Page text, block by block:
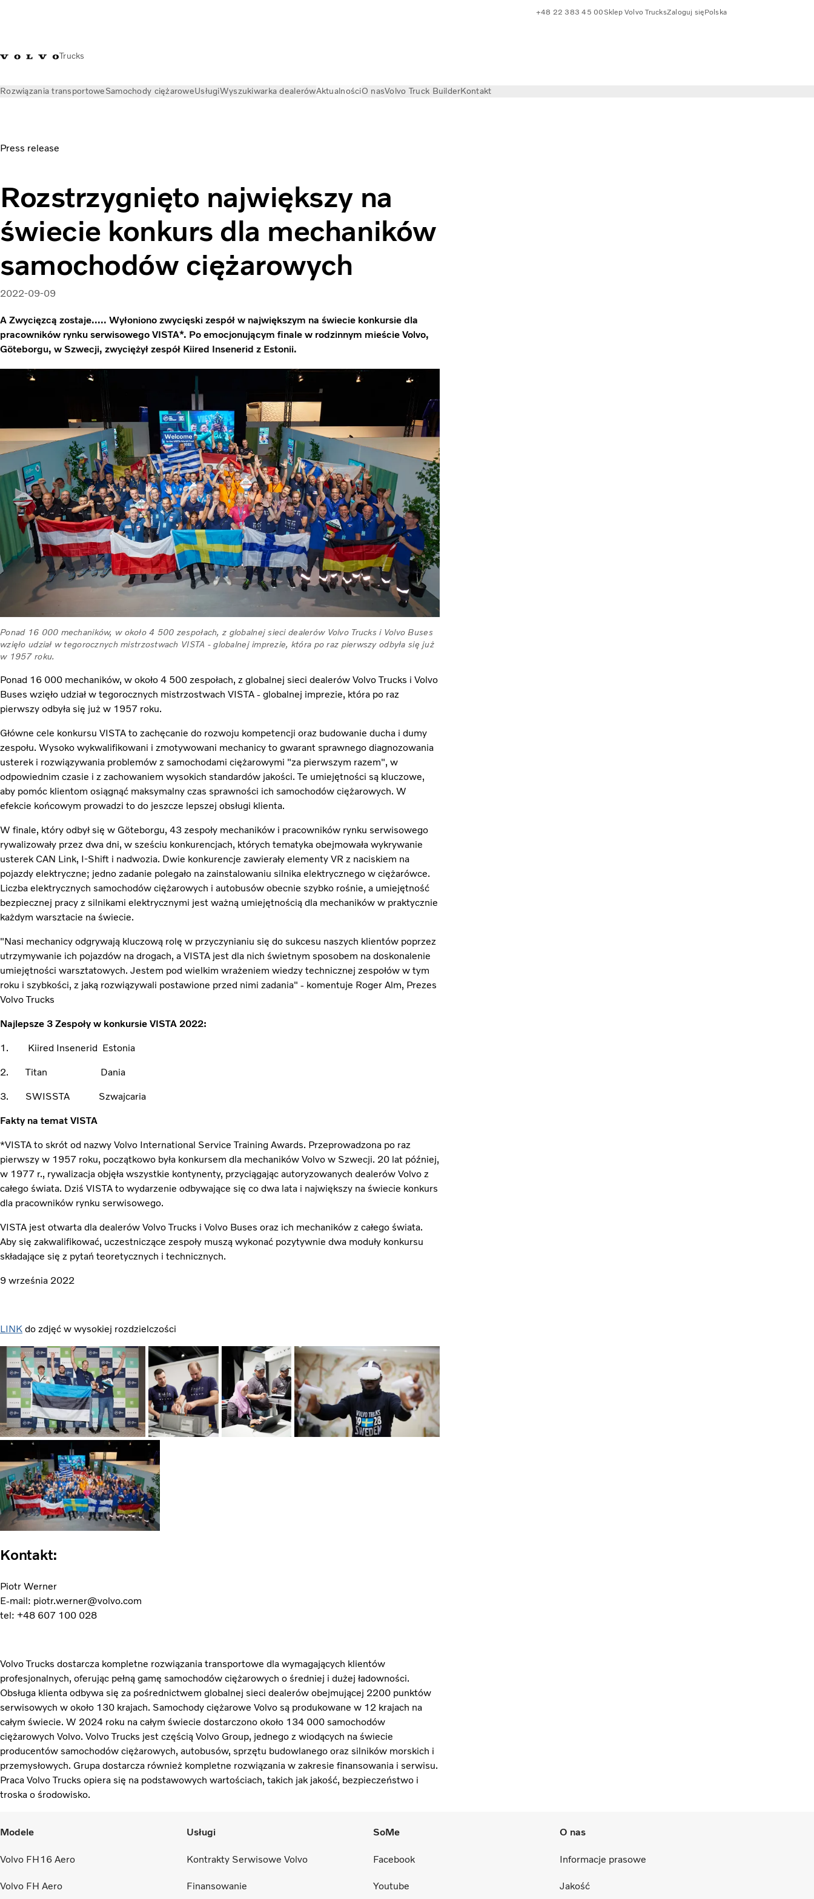
Trucks
+48 22 383 45 00 Sklep Volvo TrucksZaloguj sięPolska
Rozwiązania transportoweSamochody ciężaroweUsługiWyszukiwarka dealerówAktualnościO nasVolvo Truck BuilderKontakt
Press release
Rozstrzygnięto największy na
świecie konkurs dla mechaników
samochodów ciężarowych
2022-09-09
A Zwycięzcą zostaje..... Wyłoniono zwycięski zespół w największym na świecie konkursie dla
pracowników rynku serwisowego VISTA*. Po emocjonującym finale w rodzinnym mieście Volvo,
Göteborgu, w Szwecji, zwyciężył zespół Kiired Insenerid z Estonii.
Ponad 16 000 mechaników, w około 4 500 zespołach, z globalnej sieci dealerów Volvo Trucks i Volvo Buses
wzięło udział w tegorocznych mistrzostwach VISTA - globalnej imprezie, która po raz pierwszy odbyła się już
w 1957 roku.
Ponad 16 000 mechaników, w około 4 500 zespołach, z globalnej sieci dealerów Volvo Trucks i Volvo
Buses wzięło udział w tegorocznych mistrzostwach VISTA - globalnej imprezie, która po raz
pierwszy odbyła się już w 1957 roku.
Główne cele konkursu VISTA to zachęcanie do rozwoju kompetencji oraz budowanie ducha i dumy
zespołu. Wysoko wykwalifikowani i zmotywowani mechanicy to gwarant sprawnego diagnozowania
usterek i rozwiązywania problemów z samochodami ciężarowymi "za pierwszym razem", w
odpowiednim czasie i z zachowaniem wysokich standardów jakości. Te umiejętności są kluczowe,
aby pomóc klientom osiągnąć maksymalny czas sprawności ich samochodów ciężarowych. W
efekcie końcowym prowadzi to do jeszcze lepszej obsługi klienta.
W finale, który odbył się w Göteborgu, 43 zespoły mechaników i pracowników rynku serwisowego
rywalizowały przez dwa dni, w sześciu konkurencjach, których tematyka obejmowała wykrywanie
usterek CAN Link, I-Shift i nadwozia. Dwie konkurencje zawierały elementy VR z naciskiem na
pojazdy elektryczne; jedno zadanie polegało na zainstalowaniu silnika elektrycznego w ciężarówce.
Liczba elektrycznych samochodów ciężarowych i autobusów obecnie szybko rośnie, a umiejętność
bezpiecznej pracy z silnikami elektrycznymi jest ważną umiejętnością dla mechaników w praktycznie
każdym warsztacie na świecie.
"Nasi mechanicy odgrywają kluczową rolę w przyczynianiu się do sukcesu naszych klientów poprzez
utrzymywanie ich pojazdów na drogach, a VISTA jest dla nich świetnym sposobem na doskonalenie
umiejętności warsztatowych. Jestem pod wielkim wrażeniem wiedzy technicznej zespołów w tym
roku i szybkości, z jaką rozwiązywali postawione przed nimi zadania" - komentuje Roger Alm, Prezes
Volvo Trucks
Najlepsze 3 Zespoły w konkursie VISTA 2022:
1. Kiired Insenerid Estonia
2. Titan Dania
3. SWISSTA Szwajcaria
Fakty na temat VISTA
*VISTA to skrót od nazwy Volvo International Service Training Awards. Przeprowadzona po raz
pierwszy w 1957 roku, początkowo była konkursem dla mechaników Volvo w Szwecji. 20 lat później,
w 1977 r., rywalizacja objęła wszystkie kontynenty, przyciągając autoryzowanych dealerów Volvo z
całego świata. Dziś VISTA to wydarzenie odbywające się co dwa lata i największy na świecie konkurs
dla pracowników rynku serwisowego.
VISTA jest otwarta dla dealerów Volvo Trucks i Volvo Buses oraz ich mechaników z całego świata.
Aby się zakwalifikować, uczestniczące zespoły muszą wykonać pozytywnie dwa moduły konkursu
składające się z pytań teoretycznych i technicznych.
9 września 2022
LINK do zdjęć w wysokiej rozdzielczości
Kontakt:
Piotr Werner
E-mail: piotr.werner@volvo.com
tel: +48 607 100 028
Volvo Trucks dostarcza kompletne rozwiązania transportowe dla wymagających klientów
profesjonalnych, oferując pełną gamę samochodów ciężarowych o średniej i dużej ładowności.
Obsługa klienta odbywa się za pośrednictwem globalnej sieci dealerów obejmującej 2200 punktów
serwisowych w około 130 krajach. Samochody ciężarowe Volvo są produkowane w 12 krajach na
całym świecie. W 2024 roku na całym świecie dostarczono około 134 000 samochodów
ciężarowych Volvo. Volvo Trucks jest częścią Volvo Group, jednego z wiodących na świecie
producentów samochodów ciężarowych, autobusów, sprzętu budowlanego oraz silników morskich i
przemysłowych. Grupa dostarcza również kompletne rozwiązania w zakresie finansowania i serwisu.
Praca Volvo Trucks opiera się na podstawowych wartościach, takich jak jakość, bezpieczeństwo i
troska o środowisko.
Modele
Volvo FH16 Aero
Volvo FH Aero
Usługi
Kontrakty Serwisowe Volvo
Finansowanie
SoMe
Facebook
Youtube
O nas
Informacje prasowe
Jakość